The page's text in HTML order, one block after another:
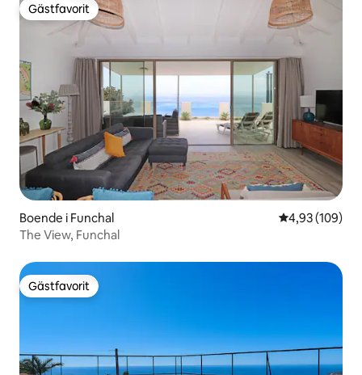
Gästfavorit
Gästfavorit
Boende i Funchal 4,93 av 5 i
4,93 (109)
The View, Funchal
Gästfavorit
Gästfavorit